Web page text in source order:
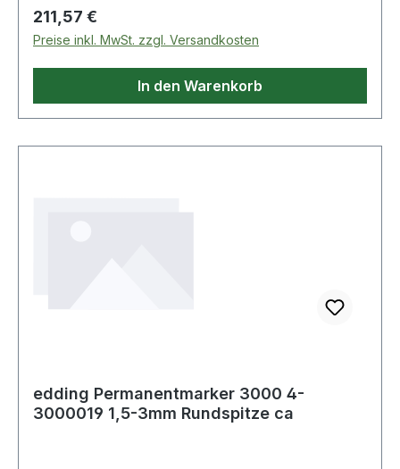
Regulärer Preis:
211,57 €
Preise inkl. MwSt. zzgl. Versandkosten
In den Warenkorb
edding Permanentmarker 3000 4-
3000019 1,5-3mm Rundspitze ca